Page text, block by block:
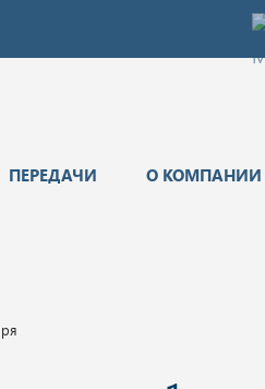
ПЕРЕДАЧИ О КОМПАНИИ